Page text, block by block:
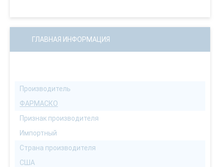
ГЛАВНАЯ ИНФОРМАЦИЯ
Производитель
ФАРМАСКО
Признак производителя
Импортный
Страна производителя
США